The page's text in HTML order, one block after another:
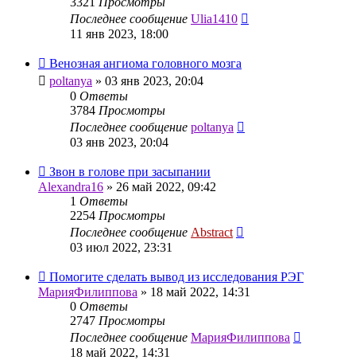
Последнее сообщение Ulia1410
11 янв 2023, 18:00
Венозная ангиома головного мозга
poltanya » 03 янв 2023, 20:04
0 Ответы
3784 Просмотры
Последнее сообщение poltanya
03 янв 2023, 20:04
Звон в голове при засыпании
Alexandra16 » 26 май 2022, 09:42
1 Ответы
2254 Просмотры
Последнее сообщение Abstract
03 июл 2022, 23:31
Помогите сделать вывод из исследования РЭГ
МарияФилиппова » 18 май 2022, 14:31
0 Ответы
2747 Просмотры
Последнее сообщение МарияФилиппова
18 май 2022, 14:31